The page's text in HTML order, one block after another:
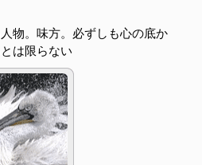
物。味方。必ずしも心の底か
は限らない